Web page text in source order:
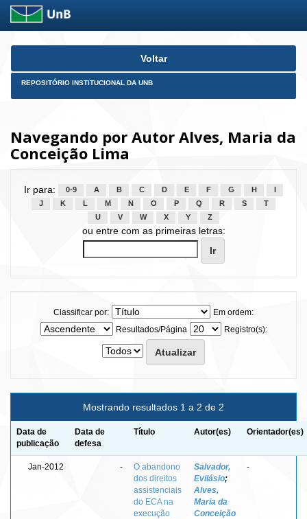
Skip
Voltar
REPOSITÓRIO INSTITUCIONAL DA UNB
Navegando por Autor Alves, Maria da
Conceição Lima
Ir para: 0-9 A B C D E F G H
J
K L M N O P Q R S
T
U
V W X Y Z
ou entre com as primeiras letras:
Classificar por:
Em ordem:
Resultados/Página
Registro(s):
Mostrando resultados 1 a 2 de 2
Data de
publicação
Data de
defesa
Título Autor(es) Orientador(es)
Jan-2012 -
O abandono
dos direitos
assistenciais
do ECA na
execução
Salvador,
Evilásio;
Alves,
Maria da
Conceição
-